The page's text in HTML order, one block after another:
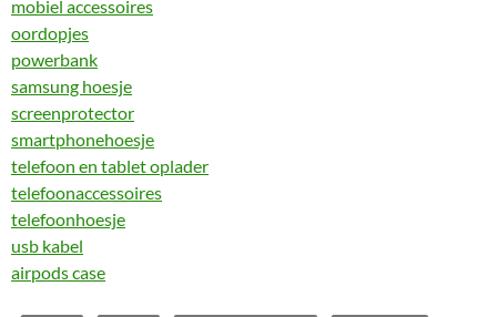
mobiel accessoires
oordopjes
powerbank
samsung hoesje
screenprotector
smartphonehoesje
telefoon en tablet oplader
telefoonaccessoires
telefoonhoesje
usb kabel
airpods case